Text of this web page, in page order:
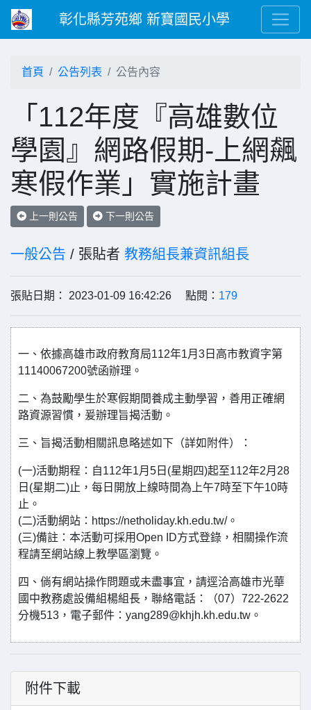
彰化縣芳苑鄉 新寶國民小學
首頁 公告列表 公告內容
「112年度『高雄數位
學園』網路假期-上網飆
寒假作業」實施計畫
上一則公告 下一則公告
一般公告 / 張貼者 教務組長兼資訊組長
張貼日期： 2023-01-09 16:42:26 點閱： 179
一、依據高雄市政府教育局112年1月3日高市教資字第
11140067200號函辦理。
二、為鼓勵學生於寒假期間養成主動學習，善用正確網
路資源習慣，爰辦理旨揭活動。
三、旨揭活動相關訊息略述如下（詳如附件）：
(一)活動期程：自112年1月5日(星期四)起至112年2月28
日(星期二)止，每日開放上線時間為上午7時至下午10時
止。
(二)活動網站：https://netholiday.kh.edu.tw/。
(三)備註：本活動可採用Open ID方式登錄，相關操作流
程請至網站線上教學區瀏覽。
四、倘有網站操作問題或未盡事宜，請逕洽高雄市光華
國中教務處設備組楊組長，聯絡電話：（07）722-2622
分機513，電子郵件：yang289@khjh.kh.edu.tw。
附件下載